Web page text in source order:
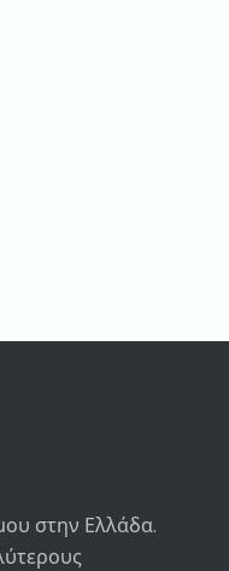
στην Ελλάδα.